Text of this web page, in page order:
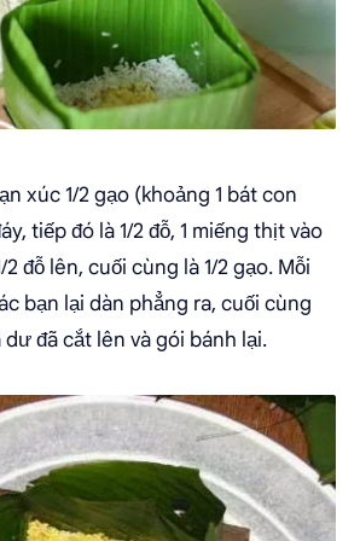
xúc 1/2 gạo (khoảng 1 bát con
tiếp đó là 1/2 đỗ, 1 miếng thịt vào
đỗ lên, cuối cùng là 1/2 gạo. Mỗi
bạn lại dàn phẳng ra, cuối cùng
đã cắt lên và gói bánh lại.